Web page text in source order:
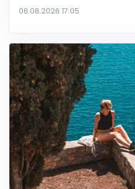
06.08.2026 17:05